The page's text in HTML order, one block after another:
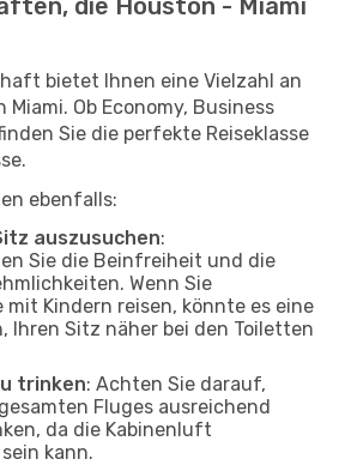
die Houston - Miami
bietet Ihnen eine Vielzahl an
Ob Economy, Business
Sie die perfekte Reiseklasse
ebenfalls:
auszusuchen:
Sie die Beinfreiheit und die
Wenn Sie
mit Kindern reisen, könnte es eine
Ihren Sitz näher bei den Toiletten
trinken: Achten Sie darauf,
Fluges ausreichend
da die Kabinenluft
kann.